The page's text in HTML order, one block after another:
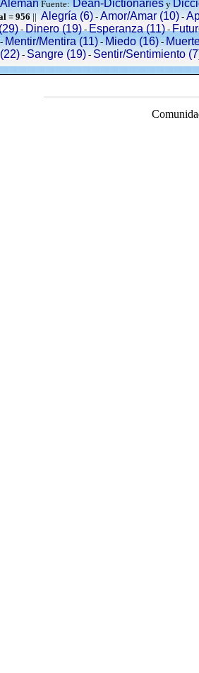
AlemánFuente:Dean-Dictionariesy
= 956||Alegría (6)-Amor/Amar (10) -
-Dinero (19)-Esperanza (11)-
Mentir/Mentira (11)-Miedo (16)-
-Sangre (19)-Sentir/Sentimiento